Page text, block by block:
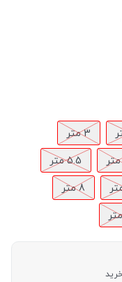
3 متر
5.5 متر
8 متر